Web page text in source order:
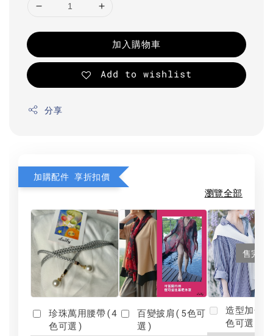
加入購物車
Add to wishlist
分享
加購配件 享折扣價
瀏覽全部
珍珠萬用腰帶(4
色可選)
百變披肩(5色可
選)
售完
造型加分
色可選)